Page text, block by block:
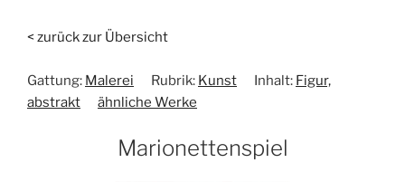
< zurück zur Übersicht
Gattung: Malerei Rubrik: Kunst Inhalt: Figur,
abstrakt
ähnliche Werke
Marionettenspiel